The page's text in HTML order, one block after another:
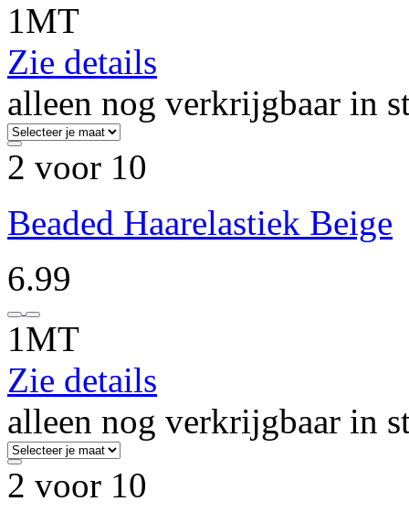
1MT
Zie details
alleen nog verkrijgbaar in
2 voor 10
Beaded Haarelastiek Beige
6.99
1MT
Zie details
alleen nog verkrijgbaar in
2 voor 10